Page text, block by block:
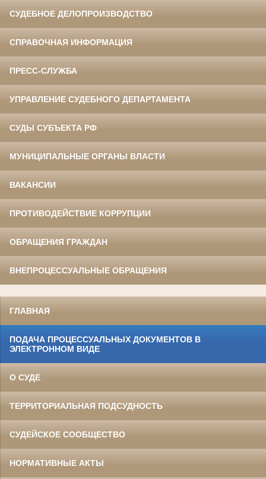
СУДЕБНОЕ ДЕЛОПРОИЗВОДСТВО
СПРАВОЧНАЯ ИНФОРМАЦИЯ
ПРЕСС-СЛУЖБА
УПРАВЛЕНИЕ СУДЕБНОГО ДЕПАРТАМЕНТА
СУДЫ СУБЪЕКТА РФ
МУНИЦИПАЛЬНЫЕ ОРГАНЫ ВЛАСТИ
ВАКАНСИИ
ПРОТИВОДЕЙСТВИЕ КОРРУПЦИИ
ОБРАЩЕНИЯ ГРАЖДАН
ВНЕПРОЦЕССУАЛЬНЫЕ ОБРАЩЕНИЯ
ГЛАВНАЯ
ПОДАЧА ПРОЦЕССУАЛЬНЫХ ДОКУМЕНТОВ В
ЭЛЕКТРОННОМ ВИДЕ
О СУДЕ
ТЕРРИТОРИАЛЬНАЯ ПОДСУДНОСТЬ
СУДЕЙСКОЕ СООБЩЕСТВО
НОРМАТИВНЫЕ АКТЫ